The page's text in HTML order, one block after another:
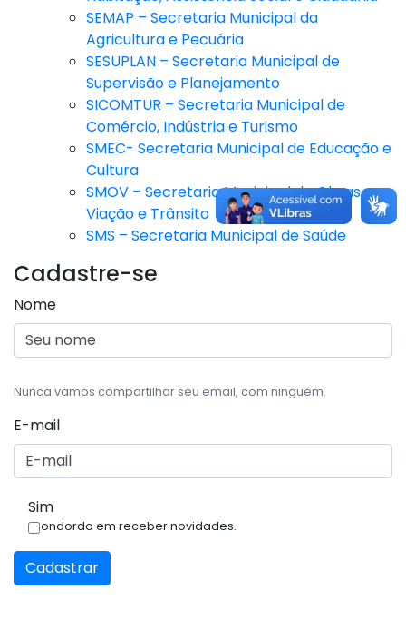
SEMAP – Secretaria Municipal da
Agricultura e Pecuária
SESUPLAN – Secretaria Municipal de
Supervisão e Planejamento
SICOMTUR – Secretaria Municipal de
Comércio, Indústria e Turismo
SMEC- Secretaria Municipal de Educação e
Cultura
SMOV – Secretaria Municipal de Obras,
Viação e Trânsito
SMS – Secretaria Municipal de Saúde
Cadastre-se
Nome
Nunca vamos compartilhar seu email, com ninguém.
E-mail
Sim
Condordo em receber novidades.
Cadastrar